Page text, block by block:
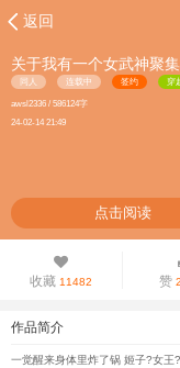
返回
关于我有一个女武神聚
同人 连载中 签约 穿
awsl2336 / 586124字
24-02-14 21:49
点击阅读
收藏 11482 赞
作品简介
一觉醒来身体里炸了锅 姬子?女王